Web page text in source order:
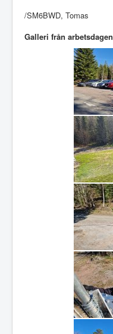
/SM6BWD, Tomas
Galleri från arbetsdagen